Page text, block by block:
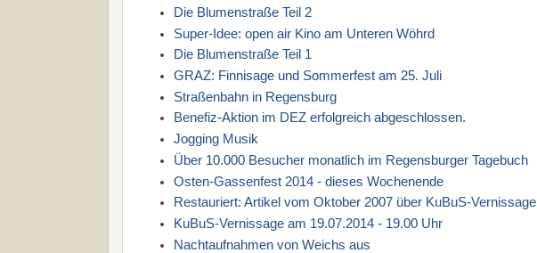
Die Blumenstraße Teil 2
Super-Idee: open air Kino am Unteren Wöhrd
Die Blumenstraße Teil 1
GRAZ: Finnisage und Sommerfest am 25. Juli
Straßenbahn in Regensburg
Benefiz-Aktion im DEZ erfolgreich abgeschlossen.
Jogging Musik
Über 10.000 Besucher monatlich im Regensburger Tagebuch
Osten-Gassenfest 2014 - dieses Wochenende
Restauriert: Artikel vom Oktober 2007 über KuBuS-Vernissage
KuBuS-Vernissage am 19.07.2014 - 19.00 Uhr
Nachtaufnahmen von Weichs aus